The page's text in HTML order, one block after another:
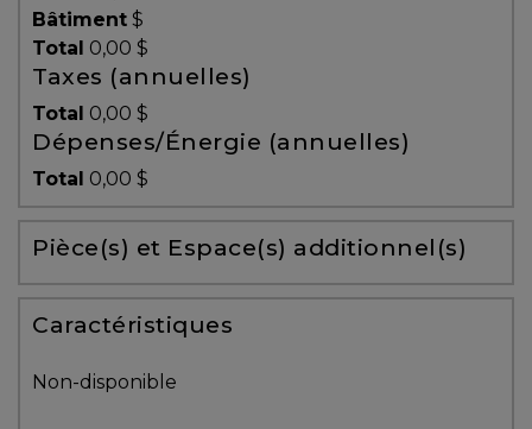
ACHAT
Alerte
immobilière
Avec
un
courtier
vous
Bâtiment $
Total 0,00 $
Taxes (annuelles)
Total 0,00 $
Dépenses/Énergie (annuelles)
Total 0,00 $
Pièce(s) et Espace(s) additionnel(s)
Caractéristiques
Non-disponible